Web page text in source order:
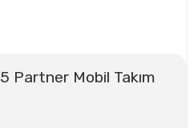
Partner Mobil Takım